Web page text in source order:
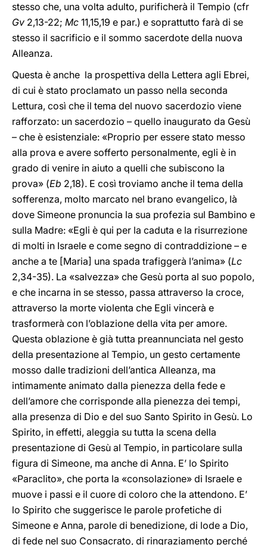
stesso che, una volta adulto, purificherà il Tempio (cfr
Gv 2,13-22; Mc 11,15,19 e par.) e soprattutto farà di se
stesso il sacrificio e il sommo sacerdote della nuova
Alleanza.
Questa è anche la prospettiva della Lettera agli Ebrei,
di cui è stato proclamato un passo nella seconda
Lettura, così che il tema del nuovo sacerdozio viene
rafforzato: un sacerdozio – quello inaugurato da Gesù
– che è esistenziale: «Proprio per essere stato messo
alla prova e avere sofferto personalmente, egli è in
grado di venire in aiuto a quelli che subiscono la
prova» (Eb 2,18). E così troviamo anche il tema della
sofferenza, molto marcato nel brano evangelico, là
dove Simeone pronuncia la sua profezia sul Bambino e
sulla Madre: «Egli è qui per la caduta e la risurrezione
di molti in Israele e come segno di contraddizione – e
anche a te [Maria] una spada trafiggerà l’anima» (Lc
2,34-35). La «salvezza» che Gesù porta al suo popolo,
e che incarna in se stesso, passa attraverso la croce,
attraverso la morte violenta che Egli vincerà e
trasformerà con l’oblazione della vita per amore.
Questa oblazione è già tutta preannunciata nel gesto
della presentazione al Tempio, un gesto certamente
mosso dalle tradizioni dell’antica Alleanza, ma
intimamente animato dalla pienezza della fede e
dell’amore che corrisponde alla pienezza dei tempi,
alla presenza di Dio e del suo Santo Spirito in Gesù. Lo
Spirito, in effetti, aleggia su tutta la scena della
presentazione di Gesù al Tempio, in particolare sulla
figura di Simeone, ma anche di Anna. E’ lo Spirito
«Paraclito», che porta la «consolazione» di Israele e
muove i passi e il cuore di coloro che la attendono. E’
lo Spirito che suggerisce le parole profetiche di
Simeone e Anna, parole di benedizione, di lode a Dio,
di fede nel suo Consacrato, di ringraziamento perché